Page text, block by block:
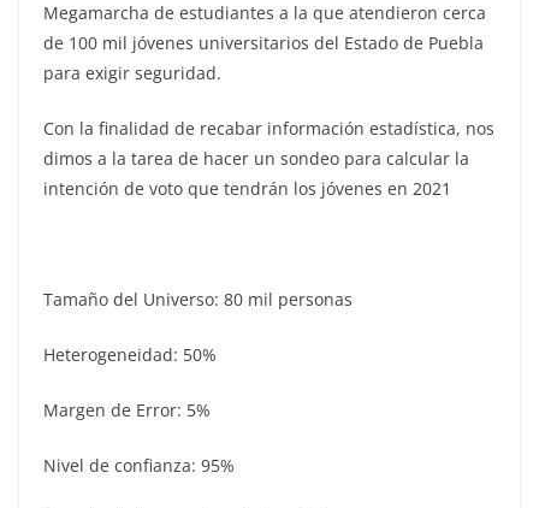
Megamarcha de estudiantes a la que atendieron cerca
de 100 mil jóvenes universitarios del Estado de Puebla
para exigir seguridad.
Con la finalidad de recabar información estadística, nos
dimos a la tarea de hacer un sondeo para calcular la
intención de voto que tendrán los jóvenes en 2021
Tamaño del Universo: 80 mil personas
Heterogeneidad: 50%
Margen de Error: 5%
Nivel de confianza: 95%